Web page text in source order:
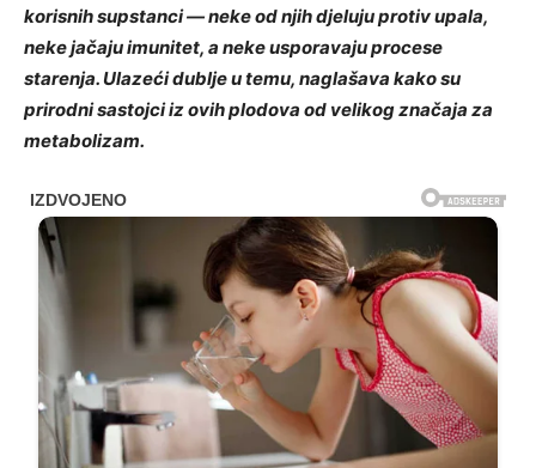
korisnih supstanci — neke od njih djeluju protiv upala,
neke jačaju imunitet, a neke usporavaju procese
starenja. Ulazeći dublje u temu, naglašava kako su
prirodni sastojci iz ovih plodova od velikog značaja za
metabolizam.